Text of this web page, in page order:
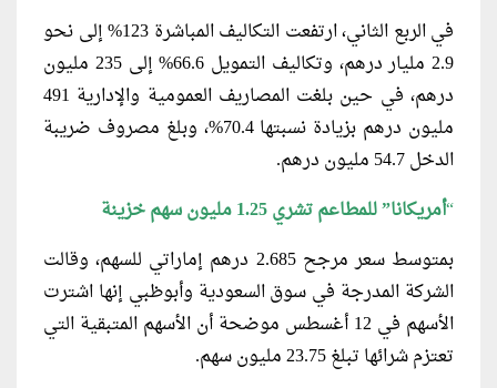
في الربع الثاني، ارتفعت التكاليف المباشرة 123% إلى نحو
2.9 مليار درهم، وتكاليف التمويل 66.6% إلى 235 مليون
درهم، في حين بلغت المصاريف العمومية والإدارية 491
مليون درهم بزيادة نسبتها 70.4%، وبلغ مصروف ضريبة
الدخل 54.7 مليون درهم.
“أمريكانا” للمطاعم تشري 1.25 مليون سهم خزينة
بمتوسط سعر مرجح 2.685 درهم إماراتي للسهم، وقالت
الشركة المدرجة في سوق السعودية وأبوظبي إنها اشترت
الأسهم في 12 أغسطس موضحة أن الأسهم المتبقية التي
تعتزم شرائها تبلغ 23.75 مليون سهم.